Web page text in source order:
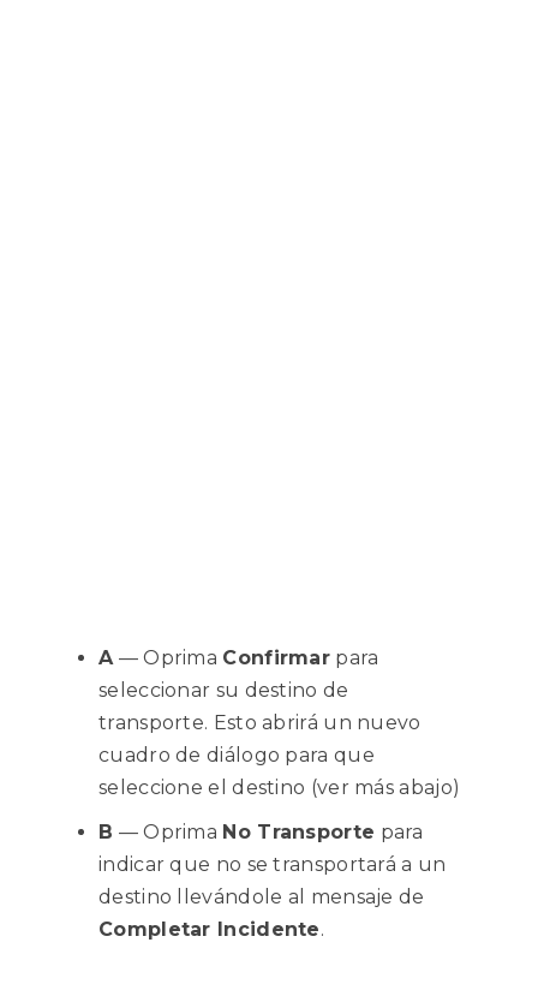
A — Oprima Confirmar para
seleccionar su destino de
transporte. Esto abrirá un nuevo
cuadro de diálogo para que
seleccione el destino (ver más abajo)
B — Oprima No Transporte para
indicar que no se transportará a un
destino llevándole al mensaje de
Completar Incidente.